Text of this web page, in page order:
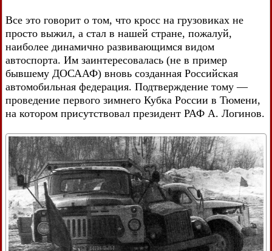
Все это говорит о том, что кросс на грузовиках не
просто выжил, а стал в нашей стране, пожалуй,
наиболее динамично развивающимся видом
автоспорта. Им заинтересовалась (не в пример
бывшему ДОСААФ) вновь созданная Российская
автомобильная федерация. Подтверждение тому —
проведение первого зимнего Кубка России в Тюмени,
на котором присутствовал президент РАФ А. Логинов.